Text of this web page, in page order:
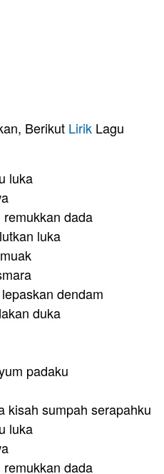
Berikut Lirik Lagu
luka
dada
luka
dendam
duka
padaku
kisah sumpah serapahku
luka
dada